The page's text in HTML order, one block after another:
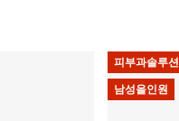
피부과솔루션
남성올인원